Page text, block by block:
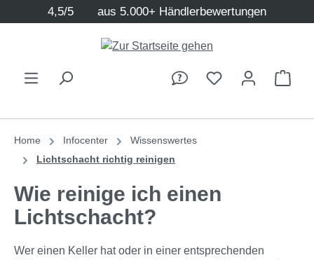
Zum Hauptinhalt springen
4,5/5 aus 5.000+ Händlerbewertungen
Home Infocenter
Wissenswertes
Lichtschacht richtig reinigen
Wie reinige ich einen
Lichtschacht?
Wer einen Keller hat oder in einer entsprechenden